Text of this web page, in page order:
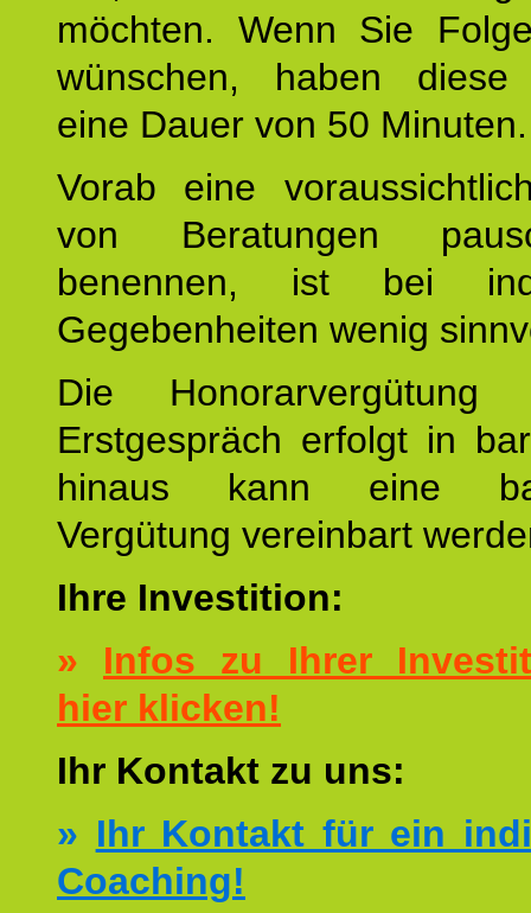
möchten. Wenn Sie
wünschen, haben diese
eine Dauer von 50 Minuten.
Vorab eine
von Beratungen
benennen, ist bei
Gegebenheiten wenig
Die
Erstgespräch erfolgt in
hinaus kann eine
Vergütung vereinbart
Ihre Investition:
» Infos zu Ihrer
hier klicken!
Ihr Kontakt zu uns:
» Ihr Kontakt für ein
Coaching!